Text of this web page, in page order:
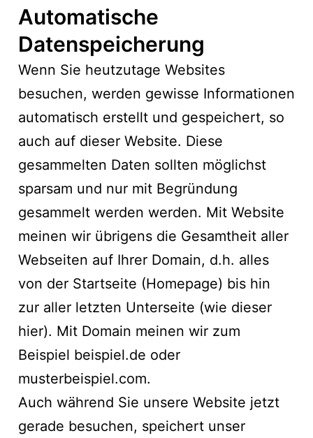
Automatische
Datenspeicherung
Wenn Sie heutzutage Websites
besuchen, werden gewisse Informationen
automatisch erstellt und gespeichert, so
auch auf dieser Website. Diese
gesammelten Daten sollten möglichst
sparsam und nur mit Begründung
gesammelt werden werden. Mit Website
meinen wir übrigens die Gesamtheit aller
Webseiten auf Ihrer Domain, d.h. alles
von der Startseite (Homepage) bis hin
zur aller letzten Unterseite (wie dieser
hier). Mit Domain meinen wir zum
Beispiel beispiel.de oder
musterbeispiel.com.
Auch während Sie unsere Website jetzt
gerade besuchen, speichert unser